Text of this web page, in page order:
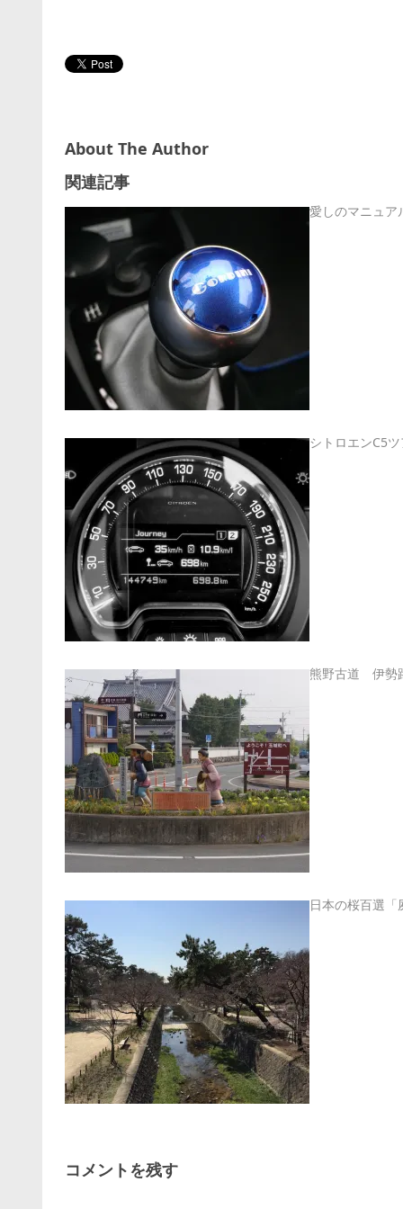
About The Author
関連記事
愛しのマニュア
シトロエンC5
熊野古道 伊
日本の桜百選「
コメントを残す